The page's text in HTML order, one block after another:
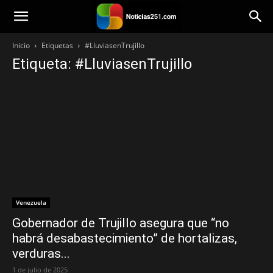
Noticias251
Inicio Etiquetas #LluviasenTrujillo
Etiqueta: #LluviasenTrujillo
Venezuela
Gobernador de Trujillo asegura que “no
habrá desabastecimiento” de hortalizas,
verduras...
1 de julio de 2025